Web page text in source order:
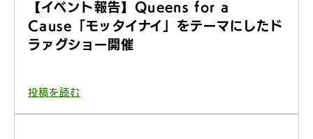
【イベント報告】Queens for a
Cause「モッタイナイ」をテーマにしたド
ラァグショー開催
投稿を読む